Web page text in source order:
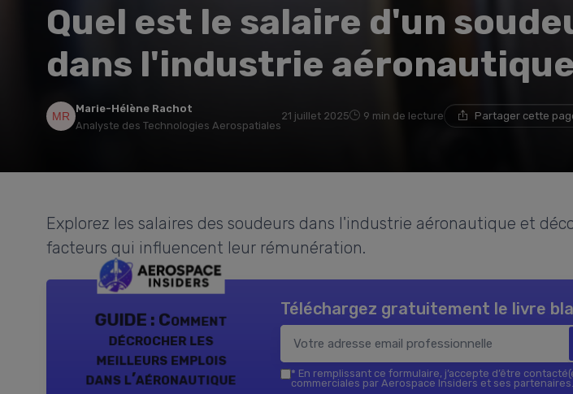
Quel est le salaire d'un
dans l'industrie
Marie-Hélène Rachot
Analyste des Technologies Aerospatiales
21 juillet 2025 9 min de lecture Partager cette
Explorez les salaires des soudeurs dans l'industrie aéronautique et
facteurs qui influencent leur rémunération.
GUIDE : Comment
décrocher les
meilleurs emplois
dans l’aéronautique
Téléchargez gratuitement le livre
* En remplissant ce formulaire, j’accepte d’être
commerciales par Aerospace Insiders et ses partenaires.